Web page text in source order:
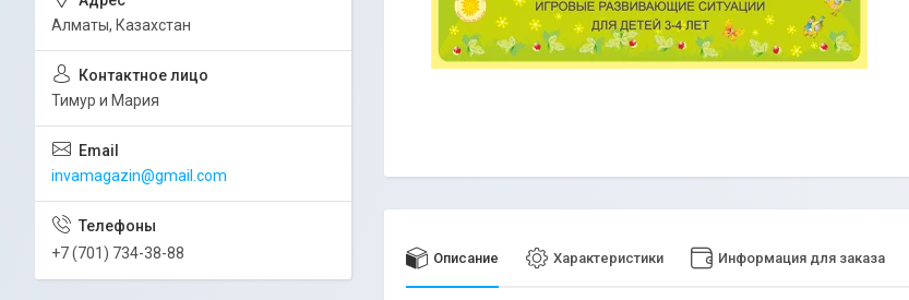
Описание Характеристики Информация для заказа
Алматы, Казахстан
Тимур и Мария
invamagazin@gmail.com
+7 (701) 734-38-88